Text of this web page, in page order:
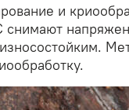
и
снимают